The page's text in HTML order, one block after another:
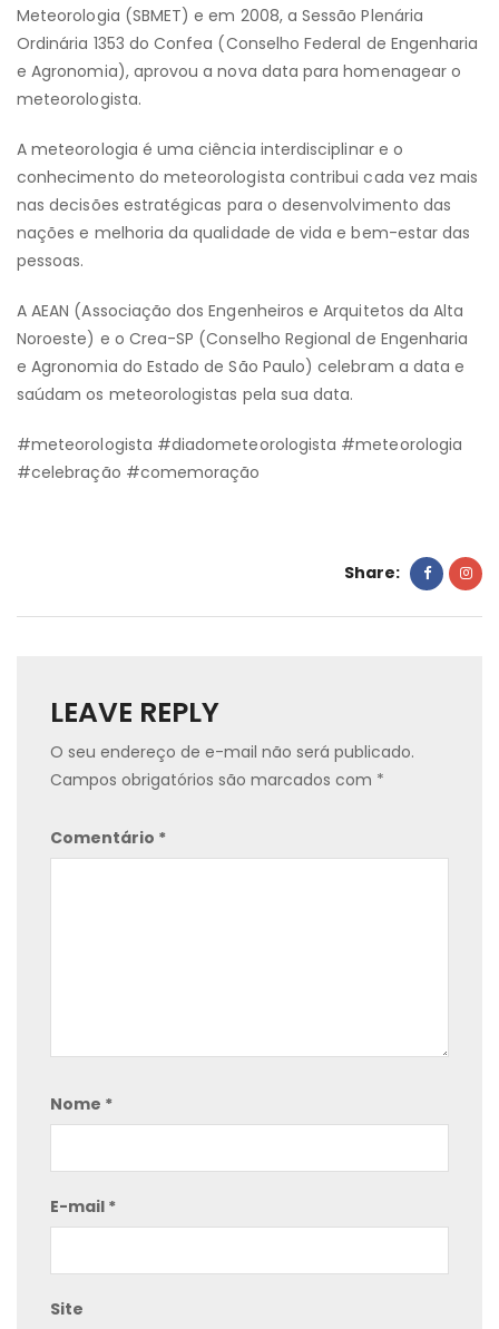
Meteorologia (SBMET) e em 2008, a Sessão Plenária
Ordinária 1353 do Confea (Conselho Federal de Engenharia
e Agronomia), aprovou a nova data para homenagear o
meteorologista.
A meteorologia é uma ciência interdisciplinar e o
conhecimento do meteorologista contribui cada vez mais
nas decisões estratégicas para o desenvolvimento das
nações e melhoria da qualidade de vida e bem-estar das
pessoas.
A AEAN (Associação dos Engenheiros e Arquitetos da Alta
Noroeste) e o Crea-SP (Conselho Regional de Engenharia
e Agronomia do Estado de São Paulo) celebram a data e
saúdam os meteorologistas pela sua data.
#meteorologista #diadometeorologista #meteorologia
#celebração #comemoração
Share:
LEAVE REPLY
O seu endereço de e-mail não será publicado.
Campos obrigatórios são marcados com *
Comentário *
Nome *
E-mail *
Site